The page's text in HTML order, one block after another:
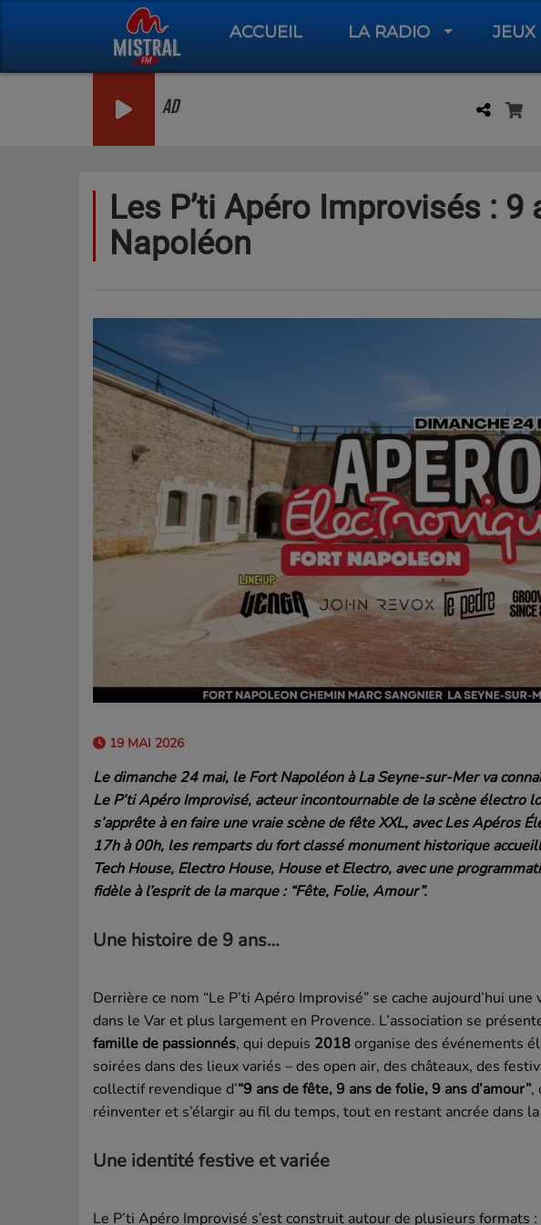
ACCUEIL LA RADIO JEUX
AD
Les P’ti Apéro Improvisés :
Napoléon
19 MAI 2026
Le dimanche 24 mai, le Fort Napoléon à La Seyne-sur-Mer va
Le P’ti Apéro Improvisé, acteur incontournable de la scène électro
s’apprête à en faire une vraie scène de fête XXL, avec Les Apéros
17h à 00h, les remparts du fort classé monument historique
Tech House, Electro House, House et Electro, avec une
fidèle à l’esprit de la marque : “Fête, Folie, Amour”.
Une histoire de 9 ans…
Derrière ce nom “Le P’ti Apéro Improvisé” se cache aujourd’hui
dans le Var et plus largement en Provence. L’association se
famille de passionnés, qui depuis 2018organise des événements
soirées dans des lieux variés – des open air, des châteaux, des
collectif revendique d’“9 ans de fête, 9 ans de folie, 9 ans d’amour”,
réinventer et s’élargir au fil du temps, tout en restant ancrée dans
Une identité festive et variée
Le P’ti Apéro Improvisé s’est construit autour de plusieurs formats :